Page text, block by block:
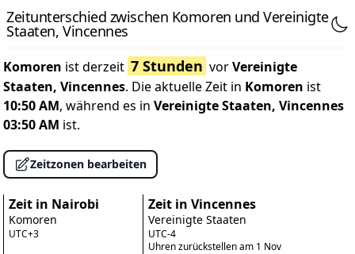
Zeitunterschied zwischen Komoren und Vereinigte
Staaten, Vincennes
Komoren ist derzeit 7 Stunden vorVereinigte
Staaten, Vincennes. Die aktuelle Zeit in Komoren ist
10:50 AM, während es in Vereinigte Staaten, Vincennes
03:50 AM ist.
Zeitzonen bearbeiten
Zeit in Nairobi
Komoren
UTC+3
Zeit in Vincennes
Vereinigte Staaten
UTC-4
Uhren zurückstellen am 1 Nov